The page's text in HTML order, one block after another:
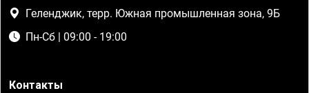
Геленджик, терр. Южная промышленная зона, 9Б
Пн-Сб | 09:00 - 19:00
Контакты